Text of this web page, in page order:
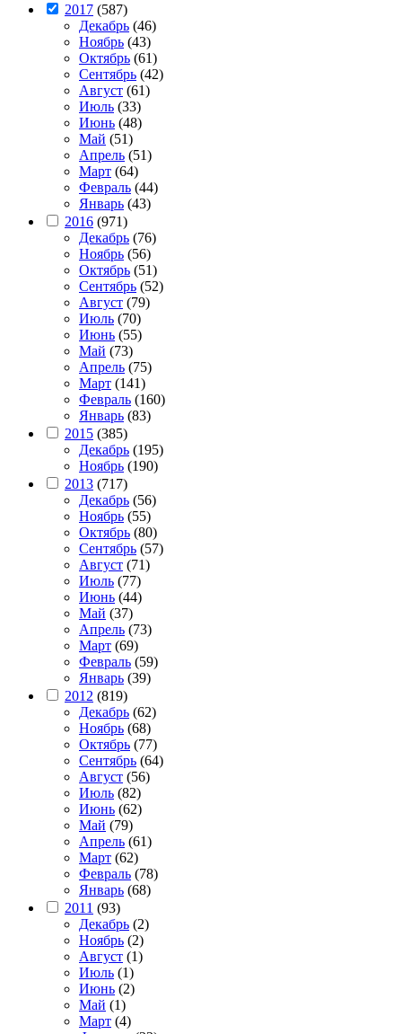
2017 (587)
Декабрь (46)
Ноябрь (43)
Октябрь (61)
Сентябрь (42)
Август (61)
Июль (33)
Июнь (48)
Май (51)
Апрель (51)
Март (64)
Февраль (44)
Январь (43)
2016 (971)
Декабрь (76)
Ноябрь (56)
Октябрь (51)
Сентябрь (52)
Август (79)
Июль (70)
Июнь (55)
Май (73)
Апрель (75)
Март (141)
Февраль (160)
Январь (83)
2015 (385)
Декабрь (195)
Ноябрь (190)
2013 (717)
Декабрь (56)
Ноябрь (55)
Октябрь (80)
Сентябрь (57)
Август (71)
Июль (77)
Июнь (44)
Май (37)
Апрель (73)
Март (69)
Февраль (59)
Январь (39)
2012 (819)
Декабрь (62)
Ноябрь (68)
Октябрь (77)
Сентябрь (64)
Август (56)
Июль (82)
Июнь (62)
Май (79)
Апрель (61)
Март (62)
Февраль (78)
Январь (68)
2011 (93)
Декабрь (2)
Ноябрь (2)
Август (1)
Июль (1)
Июнь (2)
Май (1)
Март (4)